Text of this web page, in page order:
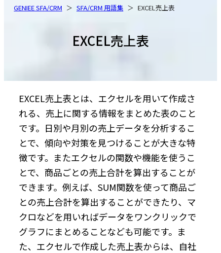
GENIEE SFA/CRM SFA/CRM 用語集 EXCEL売上表
EXCEL売上表
EXCEL売上表とは、エクセルを用いて作成さ
れる、売上に関する情報をまとめた表のこと
です。日別や月別の売上データを分析するこ
とで、傾向や対策を見つけることが大きな特
徴です。またエクセルの関数や機能を使うこ
とで、商品ごとの売上合計を算出することが
できます。例えば、SUM関数を使って商品ご
との売上合計を算出することができたり、マ
クロなどを用いればデータをワンクリックで
グラフにまとめることなども可能です。ま
た、エクセルで作成した売上表からは、自社